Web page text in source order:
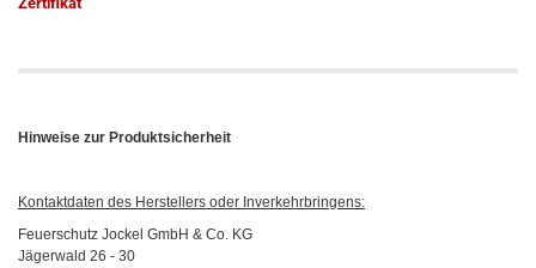
Hinweise zur Produktsicherheit
Kontaktdaten des Herstellers oder Inverkehrbringens:
Feuerschutz Jockel GmbH & Co. KG
Jägerwald 26 - 30